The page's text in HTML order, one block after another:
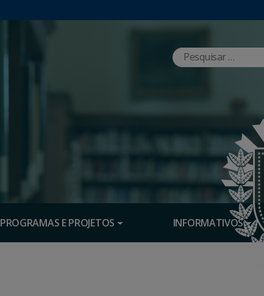
PROGRAMAS E PROJETOS INFORMATIVOS